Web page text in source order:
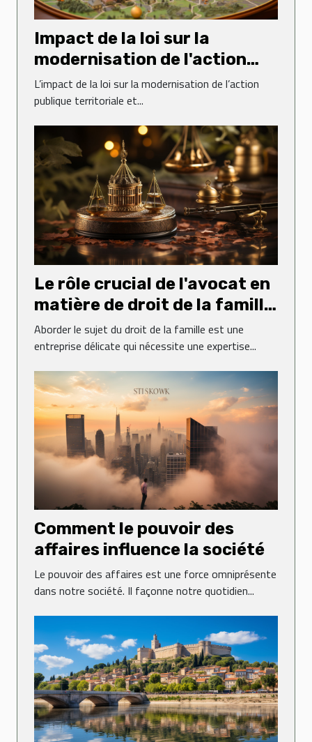
Impact de la loi sur la
modernisation de l'action
publique territoriale et
d'affirmation des métropoles
sur le droit administratif
L’impact de la loi sur la modernisation de l’action
publique territoriale et...
Le rôle crucial de l'avocat en
matière de droit de la famille
: une perspective de l'étude
d'avocats Poitout
Aborder le sujet du droit de la famille est une
entreprise délicate qui nécessite une expertise...
Comment le pouvoir des
affaires influence la société
Le pouvoir des affaires est une force omniprésente
dans notre société. Il façonne notre quotidien...